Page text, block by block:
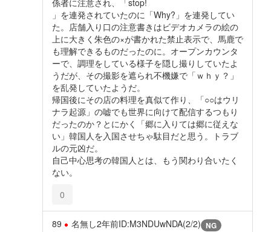
係者に注意され、「stop!
」を連発されていたのに「Why?」を連発してい
た。店舗入り口の注意書きはビデオカメラの絵の
上に大きく朱色の×が書かれた禁止表示で、馬鹿で
も理解できるものだったのに。オープンカウンタ
ーで、調理をしている様子を隠し撮りしていたよ
うだが、その撮影を遮られ不機嫌で「ｗｈｙ？」
を乱発していたようだ。
帰国後にその店の料理を真似て作り、「○○はウリ
ナラ起源」の嘘でも世界に向けて配信するつもり
だったのか？とにかく「郷に入りては郷に従えな
い」韓国人を入国させちゃ駄目だと思う。トラブ
ルの元凶だ。
自己中心思考の韓国人とは、もう関わり合いたく
ない。
0
89 名無し2年前ID:M3NDUwNDA(2/2) NG